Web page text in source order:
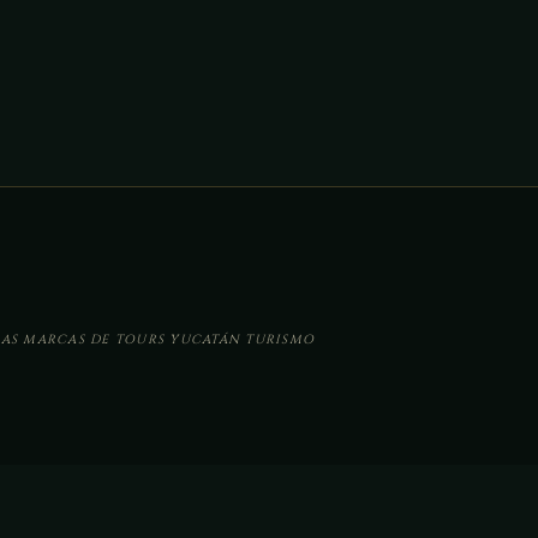
MARCAS DE TOURS YUCATÁN TURISMO